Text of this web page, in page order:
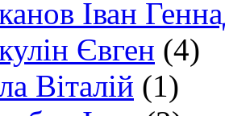
Іван
Євген (4)
Віталій (1)